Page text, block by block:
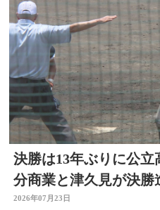
決勝は13年ぶりに公
分商業と津久見が決
手権大分大会】
2026年07月23日